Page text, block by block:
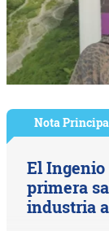
Nota
El
primera
industria